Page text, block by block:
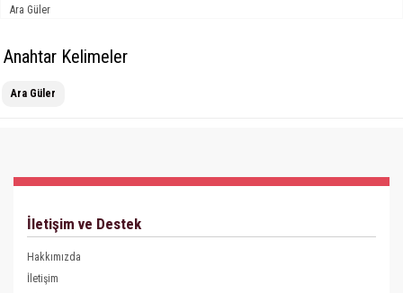
Ara Güler
Anahtar Kelimeler
Ara Güler
İletişim ve Destek
Hakkımızda
İletişim